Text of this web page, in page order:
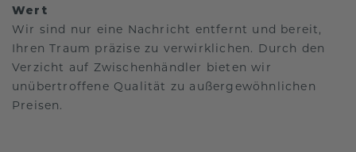
Wert
Wir sind nur eine Nachricht entfernt und bereit,
Ihren Traum präzise zu verwirklichen. Durch den
Verzicht auf Zwischenhändler bieten wir
unübertroffene Qualität zu außergewöhnlichen
Preisen.